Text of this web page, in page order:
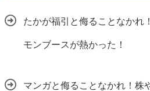
たかが福引と侮ることなかれ
モンブースが熱かった！
マンガと侮ることなかれ！株